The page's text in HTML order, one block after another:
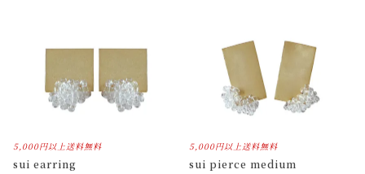
5,000円以上送料無料
sui earring
5,000円以上送料無料
sui pierce medium